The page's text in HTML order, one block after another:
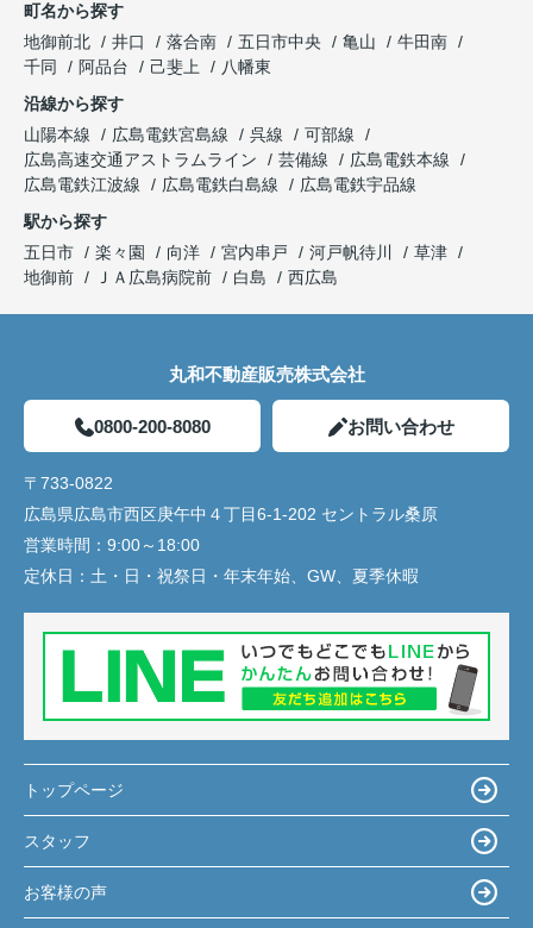
町名から探す
地御前北
井口 落合南 五日市中央 亀山
牛田南
千同
阿品台 己斐上
八幡東
沿線から探す
山陽本線
広島電鉄宮島線 呉線
可部線
広島高速交通アストラムライン
芸備線
広島電鉄本線
広島電鉄江波線
広島電鉄白島線
広島電鉄宇品線
駅から探す
五日市
楽々園 向洋 宮内串戸 河戸帆待川
草津
地御前
ＪＡ広島病院前 白島 西広島
丸和不動産販売株式会社
0800-200-8080 お問い合わせ
〒733-0822
広島県広島市西区庚午中４丁目6-1-202 セントラル桑原
営業時間： 9:00～18:00
定休日： 土・日・祝祭日・年末年始、GW、夏季休暇
トップページ
スタッフ
お客様の声